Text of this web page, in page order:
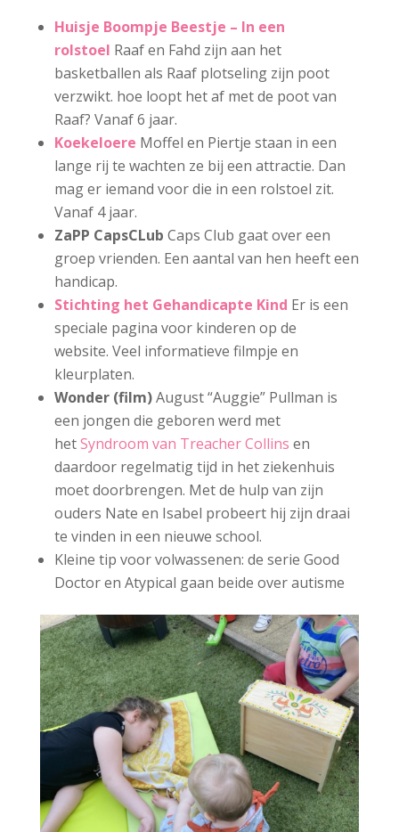
Huisje Boompje Beestje – In een
rolstoel Raaf en Fahd zijn aan het
basketballen als Raaf plotseling zijn poot
verzwikt. hoe loopt het af met de poot van
Raaf? Vanaf 6 jaar.
Koekeloere Moffel en Piertje staan in een
lange rij te wachten ze bij een attractie. Dan
mag er iemand voor die in een rolstoel zit.
Vanaf 4 jaar.
ZaPP CapsCLub Caps Club gaat over een
groep vrienden. Een aantal van hen heeft een
handicap.
Stichting het Gehandicapte Kind Er is een
speciale pagina voor kinderen op de
website. Veel informatieve filmpje en
kleurplaten.
Wonder (film)August “Auggie” Pullman is
een jongen die geboren werd met
hetSyndroom van Treacher Collins en
daardoor regelmatig tijd in het ziekenhuis
moet doorbrengen. Met de hulp van zijn
ouders Nate en Isabel probeert hij zijn draai
te vinden in een nieuwe school.
Kleine tip voor volwassenen: de serie Good
Doctor en Atypical gaan beide over autisme